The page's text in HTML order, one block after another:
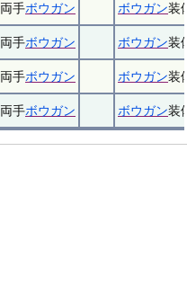
両手ボウガン ボウガン装
両手ボウガン ボウガン装
両手ボウガン ボウガン装
両手ボウガン ボウガン装